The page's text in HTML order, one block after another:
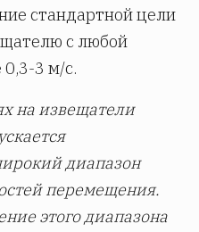
стандартной цели
с любой
0,3-3 м/с.
на извещатели
диапазон
перемещения.
этого диапазона